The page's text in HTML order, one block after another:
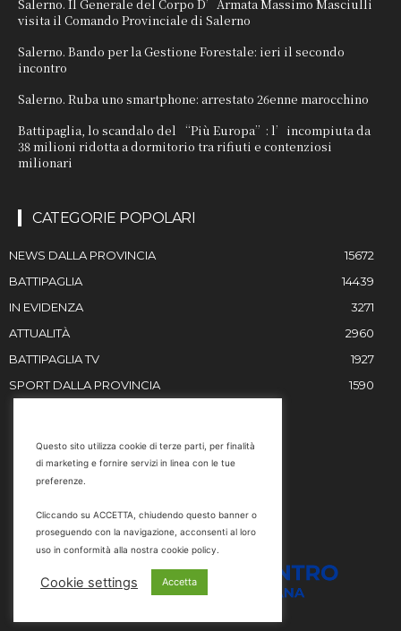
Salerno. Il Generale del Corpo D’Armata Massimo Masciulli
visita il Comando Provinciale di Salerno
Salerno. Bando per la Gestione Forestale: ieri il secondo
incontro
Salerno. Ruba uno smartphone: arrestato 26enne marocchino
Battipaglia, lo scandalo del “Più Europa”: l’incompiuta da
38 milioni ridotta a dormitorio tra rifiuti e contenziosi
milionari
CATEGORIE POPOLARI
NEWS DALLA PROVINCIA
15672
BATTIPAGLIA
14439
IN EVIDENZA
3271
ATTUALITÀ
2960
BATTIPAGLIA TV
1927
SPORT DALLA PROVINCIA
1590
Email
marketing@battipaglia1929.it
carminegaldi@virgilio.it
Questo sito utilizza cookie di terze parti, per finalità
di marketing e fornire servizi in linea con le tue
preferenze.
Cliccando su ACCETTA, chiudendo questo banner o
proseguendo con la navigazione, acconsenti al loro
uso in conformità alla nostra cookie policy.
Cookie settings Accetta